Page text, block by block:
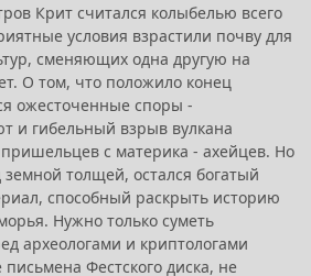
Крит считался колыбелью всего
условия взрастили почву для
сменяющих одна другую на
О том, что положило конец
ожесточенные споры -
и гибельный взрыв вулкана
с материка - ахейцев. Но
толщей, остался богатый
способный раскрыть историю
Нужно только суметь
археологами и криптологами
Фестского диска, не